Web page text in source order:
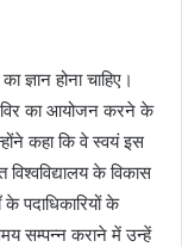
होना चाहिए।
का आयोजन करने के
कहा कि वे स्वयं इस
के विकास
पदाधिकारियों के
सम्पन्न कराने में उन्हें